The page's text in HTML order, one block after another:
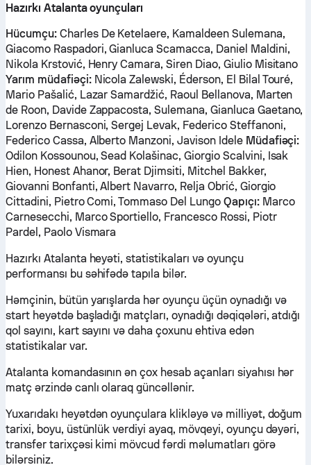
Hazırkı Atalanta oyunçuları
Hücumçu:Charles De Ketelaere, Kamaldeen Sulemana,
Giacomo Raspadori, Gianluca Scamacca, Daniel Maldini,
Nikola Krstović, Henry Camara, Siren Diao, Giulio Misitano
Yarım müdafiəçi:Nicola Zalewski, Éderson, El Bilal Touré,
Mario Pašalić, Lazar Samardžić, Raoul Bellanova, Marten
de Roon, Davide Zappacosta, Sulemana, Gianluca Gaetano,
Lorenzo Bernasconi, Sergej Levak, Federico Steffanoni,
Federico Cassa, Alberto Manzoni, Javison Idele Müdafiəçi:
Odilon Kossounou, Sead Kolašinac, Giorgio Scalvini, Isak
Hien, Honest Ahanor, Berat Djimsiti, Mitchel Bakker,
Giovanni Bonfanti, Albert Navarro, Relja Obrić, Giorgio
Cittadini, Pietro Comi, Tommaso Del Lungo Qapıçı:Marco
Carnesecchi, Marco Sportiello, Francesco Rossi, Piotr
Pardel, Paolo Vismara
Hazırkı Atalanta heyəti, statistikaları və oyunçu
performansı bu səhifədə tapıla bilər.
Həmçinin, bütün yarışlarda hər oyunçu üçün oynadığı və
start heyətdə başladığı matçları, oynadığı dəqiqələri, atdığı
qol sayını, kart sayını və daha çoxunu ehtiva edən
statistikalar var.
Atalanta komandasının ən çox hesab açanları siyahısı hər
matç ərzində canlı olaraq güncəllənir.
Yuxarıdakı heyətdən oyunçulara klikləyə və milliyət, doğum
tarixi, boyu, üstünlük verdiyi ayaq, mövqeyi, oyunçu dəyəri,
transfer tarixçəsi kimi mövcud fərdi məlumatları görə
bilərsiniz.